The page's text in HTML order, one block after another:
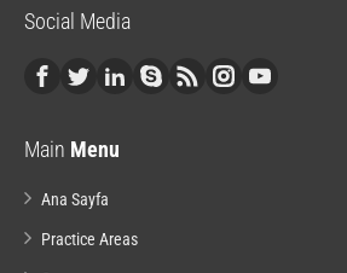
Social Media
Main Menu
Ana Sayfa
Practice Areas